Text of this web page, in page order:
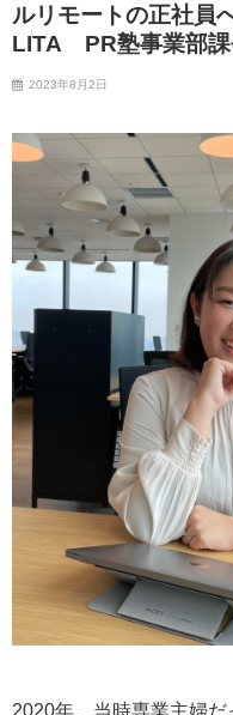
ルリモートの正社
LITA PR塾事業部
2023年8月2日
2020年、当時専業主婦